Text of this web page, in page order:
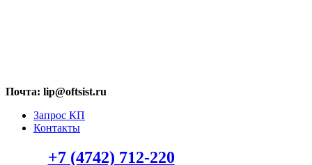
Почта: lip@oftsist.ru
Запрос КП
Контакты
+7 (4742) 712-220